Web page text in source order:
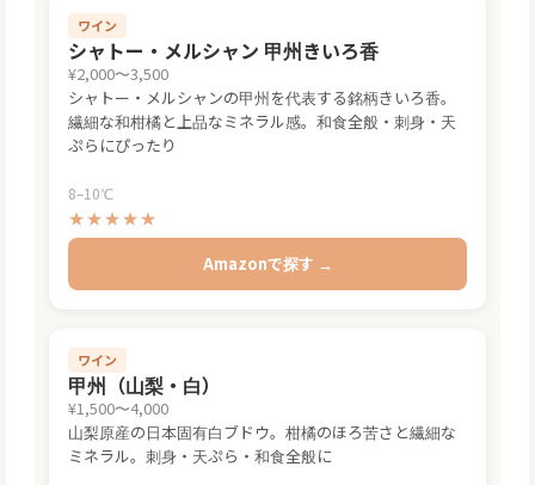
ワイン
シャトー・メルシャン 甲州きいろ香
¥2,000〜3,500
シャトー・メルシャンの甲州を代表する銘柄きいろ香。
繊細な和柑橘と上品なミネラル感。和食全般・刺身・天
ぷらにぴったり
8–10℃
★★★★★
Amazonで探す →
ワイン
甲州（山梨・白）
¥1,500〜4,000
山梨原産の日本固有白ブドウ。柑橘のほろ苦さと繊細な
ミネラル。刺身・天ぷら・和食全般に